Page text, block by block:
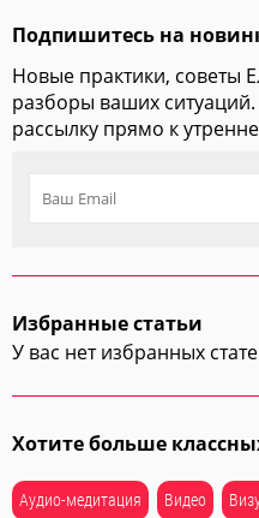
Подпишитесь на
Новые практики, советы
разборы ваших
рассылку прямо к
Избранные статьи
У вас нет избранных
Хотите больше
Аудио-медитация Видео